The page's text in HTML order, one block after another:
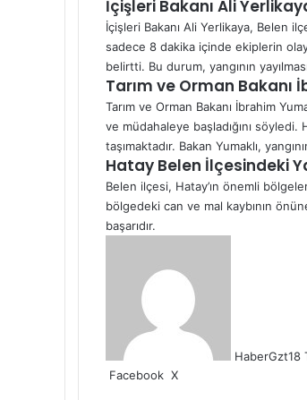
İçişleri Bakanı Ali
İçişleri Bakanı Ali Yerlikaya, Belen
sadece 8 dakika içinde ekiplerin olay
belirtti. Bu durum, yangının
Tarım ve Orman Bakanı
Tarım ve Orman Bakanı İbrahim
ve müdahaleye başladığını
taşımaktadır. Bakan Yumaklı,
Hatay Belen İlçesindeki
Belen ilçesi, Hatay’ın önemli
bölgedeki can ve mal kaybının
başarıdır.
HaberGzt18
Facebook X